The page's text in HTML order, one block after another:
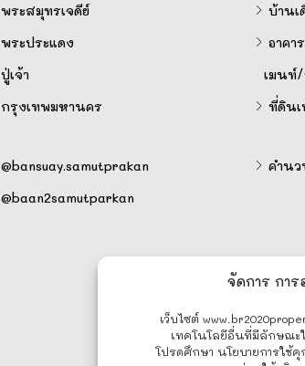
จัดการ กา
เว็บไซต์
เทคโนโลยีอื่นที่มีลักษณะ
โปรดศึกษา นโยบายการใช้
พระสมุทรเจดีย์
พระประแดง
ปู่เจ้า
กรุงเทพมหานคร
@bansuay.samutprakan
@baan2samutparkan
บ้านเ
อาค
เมนท์
ที่ดินเ
คำน